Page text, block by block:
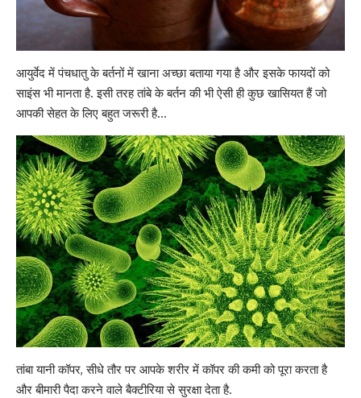
आयुर्वेद में पंचधातुके बर्तनों में खाना अच्छाबताया गया है और इसके फायदों को
साइंस भी मानता है. इसी तरह तांबे के बर्तन की भी ऐसी ही कुछ खासियत हैं जो
आपकी सेहत के लिए बहुत जरूरी है…
तांबा यानी कॉपर, सीधे तौर पर आपके शरीर में कॉपर की कमी को पूरा करताहै
और बीमारी पैदा करने वाले बैक्टीरिया से सुरक्षा देता है.